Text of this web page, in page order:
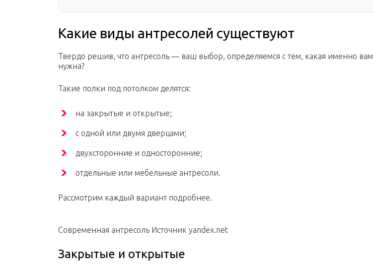
Какие виды антресолей существуют
Твердо решив, что антресоль — ваш выбор, определяемся с тем, какая именно вам
нужна?
Такие полки под потолком делятся:
на закрытые и открытые;
с одной или двумя дверцами;
двухсторонние и односторонние;
отдельные или мебельные антресоли.
Рассмотрим каждый вариант подробнее.
Современная антресоль Источник yandex.net
Закрытые и открытые